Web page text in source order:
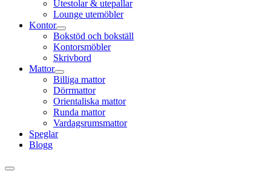
Utestolar & utepallar
Lounge utemöbler
Kontor
Bokstöd och bokställ
Kontorsmöbler
Skrivbord
Mattor
Billiga mattor
Dörrmattor
Orientaliska mattor
Runda mattor
Vardagsrumsmattor
Speglar
Blogg